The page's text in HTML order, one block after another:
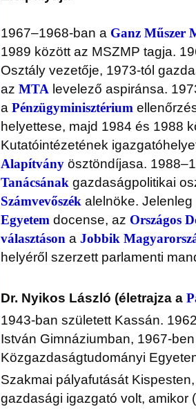
1967–1968-ban a Ganz Műszer
1989 között az MSZMP tagja.
Osztály vezetője, 1973-tól
az MTA levelező aspiránsa.
a Pénzügyminisztérium
helyettese, majd 1984 és 1988
Kutatóintézetének
Alapítványösztöndíjasa.
Tanácsának gazdaságpolitikai
Számvevőszék alelnöke.
Egyetem docense, az Országos
választáson a Jobbik
helyéről szerzett parlamenti
Dr. Nyikos László (életrajza a
1943-ban született Kassán.
István Gimnáziumban, 1967-
Közgazdaságtudományi
Szakmai pályafutását
gazdasági igazgató volt, amikor